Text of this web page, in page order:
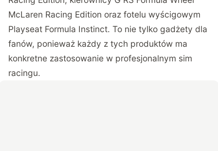
McLaren Racing Edition oraz fotelu wyścigowym
Playseat Formula Instinct. To nie tylko gadżety dla
fanów, ponieważ każdy z tych produktów ma
konkretne zastosowanie w profesjonalnym sim
racingu.